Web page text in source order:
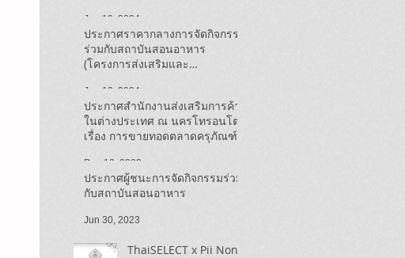
แคนาดา ปี ๒๕๖๗)
Jun 19, 2024
ประกาศราคากลางการจัดกิจกรรม
ร่วมกับสถาบันสอนอาหาร
(โครงการส่งเสริมและ
แคนาดา ปี ๒๕๖๗)
Jun 13, 2024
ประกาศสำนักงานส่งเสริมการค้า
ในต่างประเทศ ณ นครโทรอนโต
เรื่อง การขายทอดตลาดครุภัณฑ์
Dec 19, 2023
ประกาศผู้ชนะการจัดกิจกรรมร่วม
กับสถาบันสอนอาหาร
Jun 30, 2023
ThaiSELECT x Pii Nong